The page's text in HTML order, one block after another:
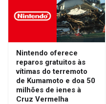
Nintendo oferece
reparos gratuitos às
vítimas do terremoto
de Kumamoto e doa 50
milhões de ienes à
Cruz Vermelha